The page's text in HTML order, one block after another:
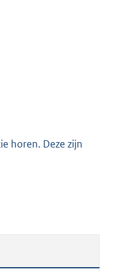
horen. Deze zijn